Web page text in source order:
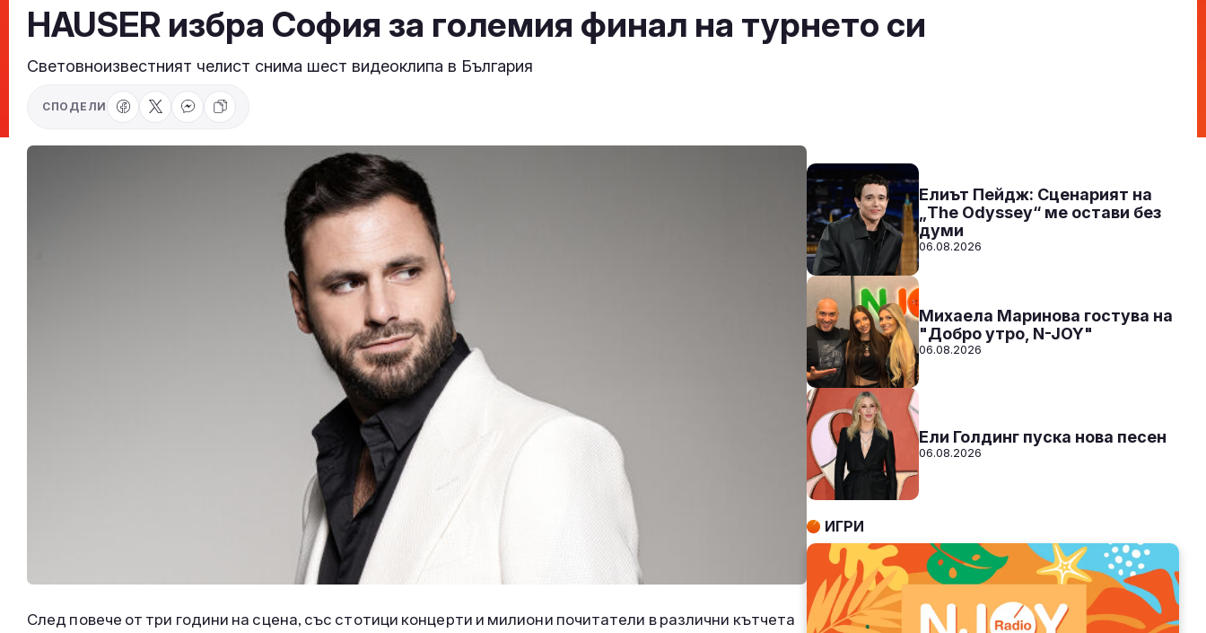
HAUSER избра София за големия финал на турнето си
Световноизвестният челист снима шест видеоклипа в България
СПОДЕЛИ
След повече от три години на сцена, със стотици концерти и милиони почитатели в различни кътчета
СЛУШАЙ
Елиът Пейдж: Сценарият на
„The Odyssey“ ме остави без
думи
06.08.2026
Михаела Маринова гостува на
"Добро утро, N-JOY"
06.08.2026
Ели Голдинг пуска нова песен
06.08.2026
ИГРИ